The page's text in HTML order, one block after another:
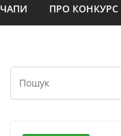
ЧАПИ ПРО КОНКУРС